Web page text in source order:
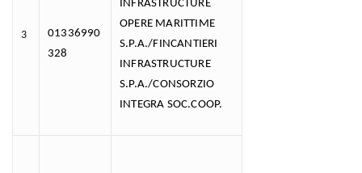
3
01336990
328
INFRASTRUCTURE
OPERE MARITTIME
S.P.A./FINCANTIERI
INFRASTRUCTURE
S.P.A./CONSORZIO
INTEGRA SOC.COOP.